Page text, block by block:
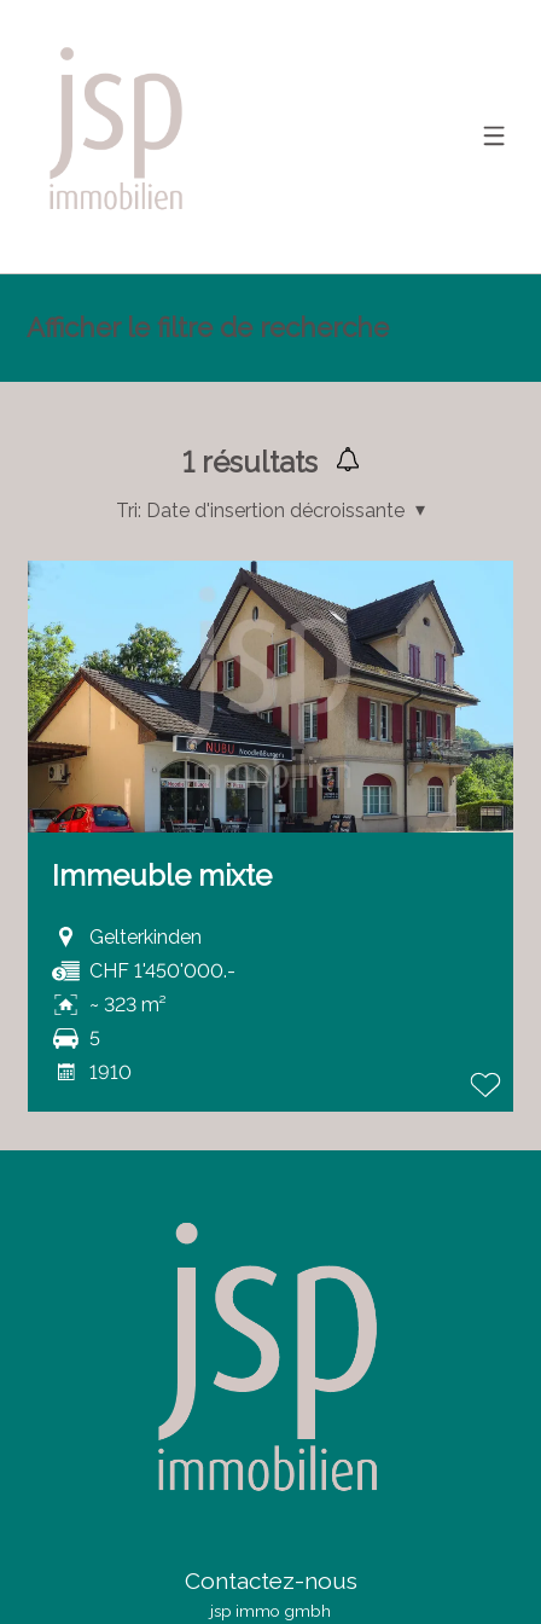
Afficher le filtre de recherche
1résultats
Tri: Date d'insertion décroissante
Immeuble mixte
Gelterkinden
CHF 1'450'000.-
~ 323 m²
5
1910
Contactez-nous
jsp immo gmbh